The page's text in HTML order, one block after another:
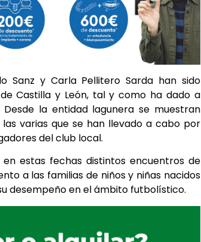
Sanz y Carla Pellitero Sarda han sido
Castilla y León, tal y como ha dado a
la entidad lagunera se muestran
varias que se han llevado a cabo por
del club local.
estas fechas distintos encuentros de
a las familias de niños y niñas nacidos
desempeño en el ámbito futbolístico.